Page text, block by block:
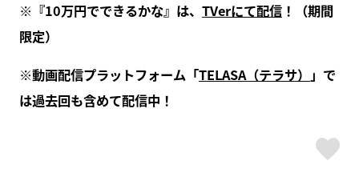
※『10万円でできるかな』は、 TVerにて配信！（期間
限定）
※動画配信プラットフォーム「TELASA（テラサ） 」で
は過去回も含めて配信中！